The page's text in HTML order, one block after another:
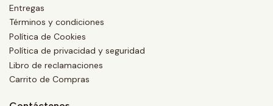
Entregas
Términos y condiciones
Política de Cookies
Política de privacidad y seguridad
Libro de reclamaciones
Carrito de Compras